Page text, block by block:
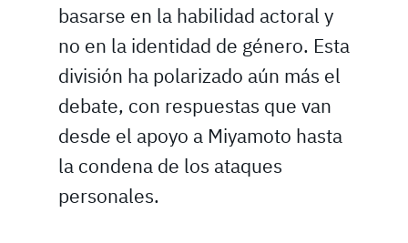
basarse en la habilidad actoral y
no en la identidad de género. Esta
división ha polarizado aún más el
debate, con respuestas que van
desde el apoyo a Miyamoto hasta
la condena de los ataques
personales.